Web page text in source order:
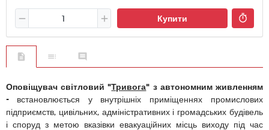
Купити
Оповіщувач світловий "Тривога" з автономним живленням
- встановлюється у внутрішніх приміщеннях промислових
підприємств, цивільних, адміністративних і громадських будівель
і споруд з метою вказівки евакуаційних місць виходу під час